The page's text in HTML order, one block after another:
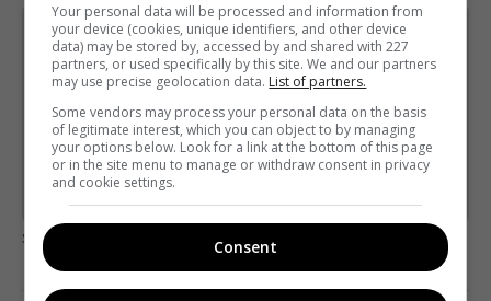
Щотижневий лист з найцікавішим.
Пишемо з любов'ю
!
Підпишіться ще раз, якщо не отримуєте від нас листи
* Підписатись→
Предоставлено SendPulse
загрузка...
Your personal data will be processed and information from
your device (cookies, unique identifiers, and other device
data) may be stored by, accessed by and shared with 227
partners, or used specifically by this site. We and our partners
may use precise geolocation data. List of partners.
Some vendors may process your personal data on the basis
of legitimate interest, which you can object to by managing
your options below. Look for a link at the bottom of this page
or in the site menu to manage or withdraw consent in privacy
and cookie settings.
Consent